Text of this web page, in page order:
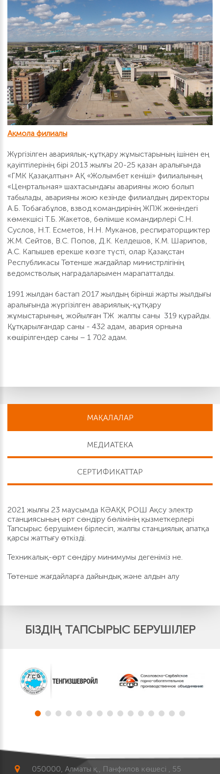
Ақмола филиалы
Жүргізілген авариялық-құтқару жұмыстарының ішінен ең
қауіптілерінің бірі 2013 жылғы 20-25 қазан аралығында
«ГМК Қазақалтын» АҚ «Жолымбет кеніші» филиалының
«Ценртальная» шахтасындағы аварияны жою болып
табылады, аварияны жою кезінде филиалдың директоры
А.Б. Тобағабұлов, взвод командирінің ЖПЖ жөніндегі
көмекшісі Т.Б. Жакетов, бөлімше командирлері С.Н.
Суслов, Н.Т. Есметов, Н.Н. Муканов, респираторщиктер
Ж.М. Сейтов, В.С. Попов, Д.К. Келдешов, К.М. Шарипов,
А.С. Капышев ерекше көзге түсті, олар Қазақстан
Республикасы Төтенше жағдайлар министрлігінің
ведомстволық наградаларымен марапатталды.
1991 жылдан бастап 2017 жылдың бірінші жарты жылдығы
аралығында жүргізілген авариялық-құтқару
жұмыстарының, жойылған ТЖ жалпы саны 319 құрайды.
Құтқарылғандар саны - 432 адам, авария орнына
көшірілгендер саны – 1 702 адам.
МАҚАЛАЛАР
МЕДИАТЕКА
СЕРТИФИКАТТАР
2021 жылғы 23 маусымда КӘАҚҚ РОШ Ақсу электр
станциясының өрт сөндіру бөлімінің қызметкерлері
Тапсырыс берушімен бірлесіп, жалпы станциялық апатқа
қарсы жаттығу өткізді.
Техникалық-өрт сөндіру минимумы дегеніміз не.
Төтенше жағдайларға дайындық және алдын алу
БІЗДІҢ ТАПСЫРЫС БЕРУШІЛЕР
050000, Алматы қ., Панфилов көшесі , 55